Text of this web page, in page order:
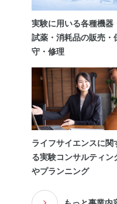
実験に用いる各種機器
試薬・消耗品の販売・
守・修理
ライフサイエンスに関
る実験コンサルティン
やプランニング